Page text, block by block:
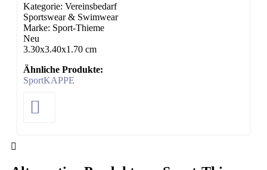
Kategorie: Vereinsbedarf
Sportswear & Swimwear
Marke: Sport-Thieme
Neu
3.30x3.40x1.70 cm
Ähnliche Produkte:
SportKAPPE